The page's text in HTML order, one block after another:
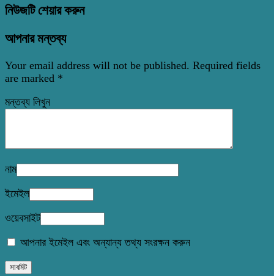
নিউজটি শেয়ার করুন
আপনার মন্তব্য
Your email address will not be published. Required fields
are marked *
মন্তব্য লিখুন
নাম
ইমেইল
ওয়েবসাইট
আপনার ইমেইল এবং অন্যান্য তথ্য সংরক্ষন করুন